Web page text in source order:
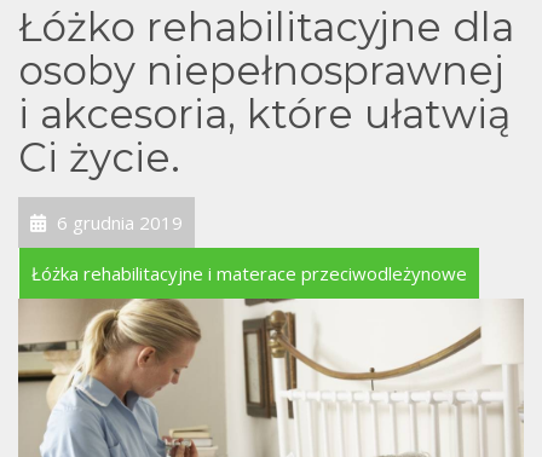
Łóżko rehabilitacyjne dla
osoby niepełnosprawnej
i akcesoria, które ułatwią
Ci życie.
6 grudnia 2019
Łóżka rehabilitacyjne i materace przeciwodleżynowe